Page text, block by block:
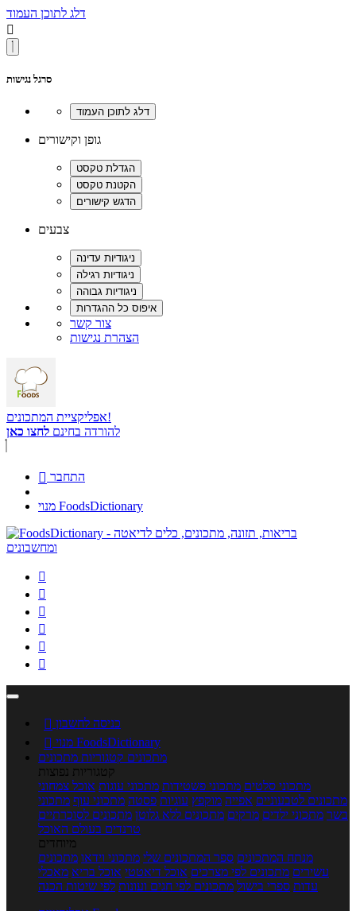
דלג לתוכן העמוד

סרגל נגישות
גופן וקישורים
צבעים
צור קשר
הצהרת נגישות
אפליקציית המתכונים!
להורדה בחינם לחצו כאן
 התחבר
מנוי FoodsDictionary






 כניסה לחשבון

מנוי FoodsDictionary
מתכונים קטגוריות מתכונים
קטגוריות נפוצות
מתכוני סלטים מתכוני פשטידות מתכוני עוגות אוכל צמחוני
מתכונים לטבעוניים אפייה מוקפץ עוגיות פסטה מתכוני עוף מתכוני
בשר מתכוני ילדים מרקים מתכונים ללא גלוטן מתכונים לסוכרתיים
טרנדים בעולם האוכל
מיוחדים
מנתח המתכונים ספר המתכונים שלי מתכוני וידאו מתכונים
עשירים מתכונים לפי מצרכים אוכל דיאטטי אוכל בריא מאכלי
עדות ספרי בישול מתכונים לפי חגים ועונות לפי שיטות הכנה